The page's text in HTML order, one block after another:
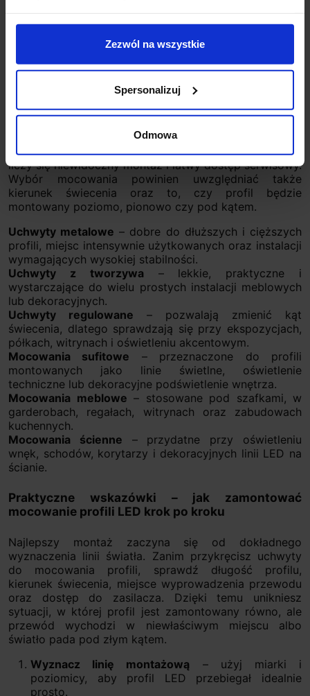
Zezwól na wszystkie
Spersonalizuj
Odmowa
serwisowaniu. Dedykowane uchwyty rozwiązują ten
Rodzaje mocowań – jak dopasować uchwyt do
Najlepszy uchwyt należy dobrać do miejsca montażu,
LED sprawdzi się pod szafką kuchenną, inny przy
suficie, a jeszcze inny w zabudowie meblowej, gdzie
liczy się niewidoczny montaż i łatwy dostęp serwisowy.
Wybór mocowania powinien uwzględniać także
kierunek świecenia oraz to, czy profil będzie
montowany poziomo, pionowo czy pod kątem.
Uchwyty metalowe – dobre do dłuższych i cięższych
profili, miejsc intensywnie użytkowanych oraz instalacji
wymagających wysokiej stabilności.
Uchwyty z tworzywa – lekkie, praktyczne i
wystarczające do wielu prostych instalacji meblowych
lub dekoracyjnych.
Uchwyty regulowane – pozwalają zmienić kąt
świecenia, dlatego sprawdzają się przy ekspozycjach,
półkach, witrynach i oświetleniu akcentowym.
Mocowania sufitowe – przeznaczone do profili
montowanych jako linie świetlne, oświetlenie
techniczne lub dekoracyjne podświetlenie wnętrza.
Mocowania meblowe – stosowane pod szafkami, w
garderobach, regałach, witrynach oraz zabudowach
kuchennych.
Mocowania ścienne – przydatne przy oświetleniu
wnęk, schodów, korytarzy i dekoracyjnych linii LED na
ścianie.
Praktyczne wskazówki – jak zamontować
mocowanie profili LED krok po kroku
Najlepszy montaż zaczyna się od dokładnego
wyznaczenia linii światła. Zanim przykręcisz uchwyty
do mocowania profili, sprawdź długość profilu,
kierunek świecenia, miejsce wyprowadzenia przewodu
oraz dostęp do zasilacza. Dzięki temu unikniesz
sytuacji, w której profil jest zamontowany równo, ale
przewód wychodzi w niewłaściwym miejscu albo
światło pada pod złym kątem.
Wyznacz linię montażową – użyj miarki i
poziomicy, aby profil LED przebiegał idealnie
prosto.